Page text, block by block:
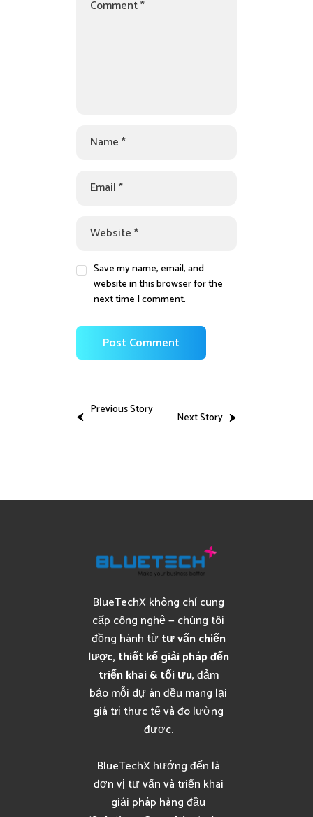
Save my name, email, and
website in this browser for the
next time I comment.
Previous Story Next Story
BlueTechX không chỉ cung
cấp công nghệ — chúng tôi
đồng hành từtư vấn chiến
lược, thiết kế giải pháp đến
triển khai & tối ưu, đảm
bảo mỗi dự án đều mang lại
giá trị thực tế và đo lường
được.
BlueTechX hướng đến là
đơn vị tư vấn và triển khai
giải pháp hàng đầu